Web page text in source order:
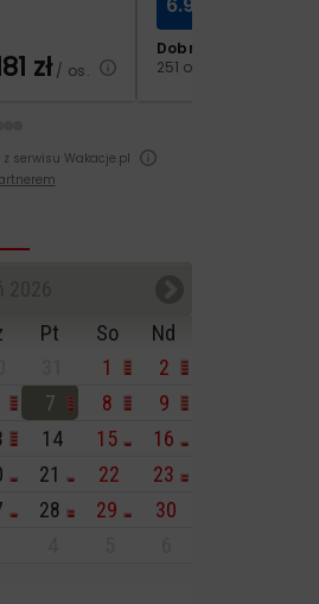
zł/ os.
Dobry
251 opinii
6.9
serwisu Wakacje.pl
Pt So
Nd
1
2
7 8
9
14 15
16
21 22
23
28 29
30